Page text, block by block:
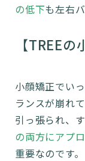
の低下も左右
【TREEの
小顔矯正でい
ランスが崩れ
引っ張られ、
の両方にアプ
重要なのです。